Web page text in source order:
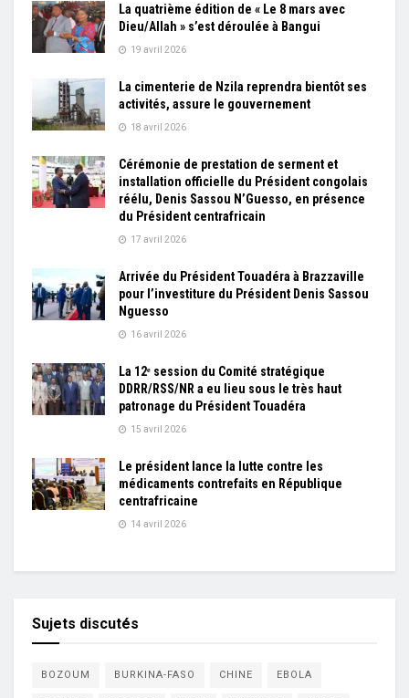
La quatrième édition de « Le 8 mars avec
Dieu/Allah » s’est déroulée à Bangui
19 avril 2026
La cimenterie de Nzila reprendra bientôt ses
activités, assure le gouvernement
18 avril 2026
Cérémonie de prestation de serment et
installation officielle du Président congolais
réélu, Denis Sassou N’Guesso, en présence
du Président centrafricain
17 avril 2026
Arrivée du Président Touadéra à Brazzaville
pour l’investiture du Président Denis Sassou
Nguesso
16 avril 2026
La 12ᵉ session du Comité stratégique
DDRR/RSS/NR a eu lieu sous le très haut
patronage du Président Touadéra
15 avril 2026
Le président lance la lutte contre les
médicaments contrefaits en République
centrafricaine
14 avril 2026
Sujets discutés
BOZOUM BURKINA-FASO CHINE EBOLA